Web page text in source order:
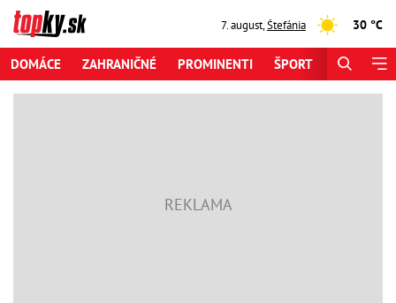
7. august,Štefánia 30 °C
DOMÁCE ZAHRANIČNÉ PROMINENTI ŠPORT